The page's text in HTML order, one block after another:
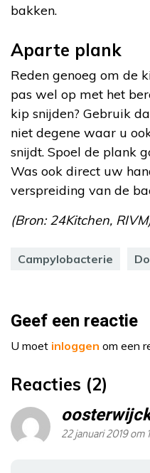
bakken.
Aparte plank
Reden genoeg om de
pas wel op met het
kip snijden? Gebruik
niet degene waar u
snijdt. Spoel de plank
Was ook direct uw
verspreiding van de
(Bron: 24Kitchen,
Campylobacterie
Geef een reactie
U moet inloggen om een
Reacties (2)
22 januari 2019 om